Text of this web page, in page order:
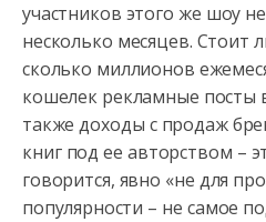
участников этого же шоу
несколько месяцев. Стоит
сколько миллионов
кошелек рекламные посты
также доходы с продаж
книг под ее авторством –
говорится, явно «не для
популярности – не самое